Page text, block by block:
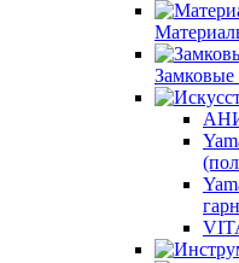
Замковые